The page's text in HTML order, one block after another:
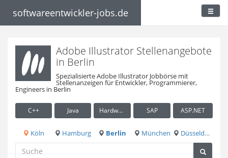
softwareentwickler-jobs.de
Adobe Illustrator Stellenangebote
in Berlin
Spezialisierte Adobe Illustrator Jobbörse mit
Stellenanzeigen für Entwickler, Programmierer,
Engineers in Berlin
C++ Java Hardware / Embedded SAP ASP.NET
Köln Hamburg Berlin München Düsseldorf